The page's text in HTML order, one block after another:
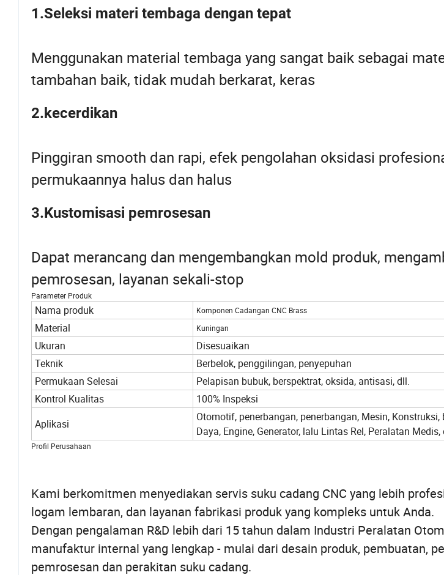
1.Seleksi materi tembaga dengan tepat
Menggunakan material tembaga yang sangat baik sebagai
tambahan baik, tidak mudah berkarat, keras
2.kecerdikan
Pinggiran smooth dan rapi, efek pengolahan oksidasi
permukaannya halus dan halus
3.Kustomisasi pemrosesan
Dapat merancang dan mengembangkan mold produk,
pemrosesan, layanan sekali-stop
Parameter Produk
Nama produk Komponen Cadangan CNC Brass
Material Kuningan
Ukuran
Disesuaikan
Teknik
Berbelok, penggilingan, penyepuhan
Permukaan Selesai
Pelapisan bubuk, berspektrat, oksida, antisasi, dll.
Kontrol Kualitas
100% Inspeksi
Aplikasi
Otomotif, penerbangan, penerbangan, Mesin,
Daya, Engine, Generator, lalu Lintas Rel, Peralatan Medis,
Profil Perusahaan
Kami berkomitmen menyediakan servis suku cadang CNC yang lebih
logam lembaran, dan layanan fabrikasi produk yang kompleks untuk Anda.
Dengan pengalaman R&D lebih dari 15 tahun dalam Industri Peralatan
manufaktur internal yang lengkap - mulai dari desain produk, pembuatan,
pemrosesan dan perakitan suku cadang.